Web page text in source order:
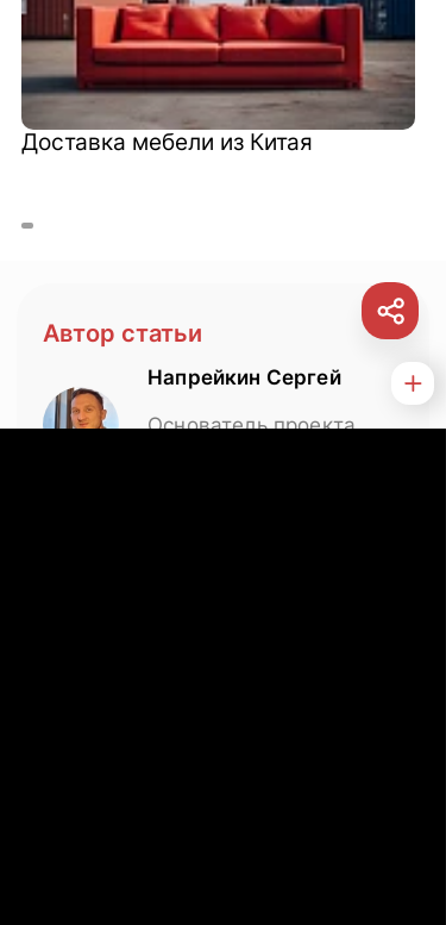
Доставка мебели из Китая
Автор статьи
Напрейкин Сергей
Основатель проекта